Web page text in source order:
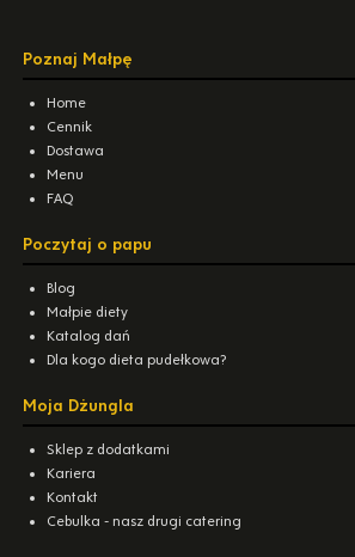
Poznaj Małpę
Home
Cennik
Dostawa
Menu
FAQ
Poczytaj o papu
Blog
Małpie diety
Katalog dań
Dla kogo dieta pudełkowa?
Moja Dżungla
Sklep z dodatkami
Kariera
Kontakt
Cebulka - nasz drugi catering